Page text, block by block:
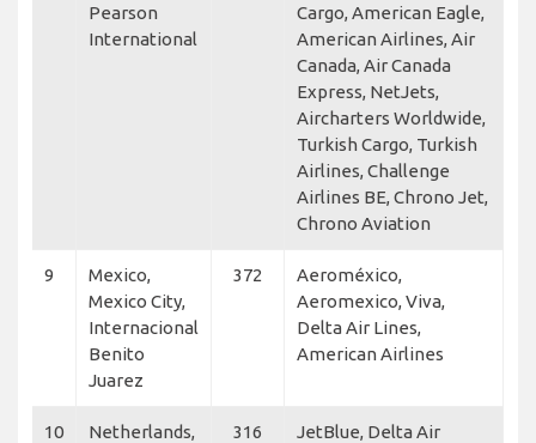
Pearson
International
Cargo, American Eagle,
American Airlines, Air
Canada, Air Canada
Express, NetJets,
Aircharters Worldwide,
Turkish Cargo, Turkish
Airlines, Challenge
Airlines BE, Chrono Jet,
Chrono Aviation
9
Mexico,
Mexico City,
Internacional
Benito
Juarez
372
Aeroméxico,
Aeromexico, Viva,
Delta Air Lines,
American Airlines
10
Netherlands,
316
JetBlue, Delta Air